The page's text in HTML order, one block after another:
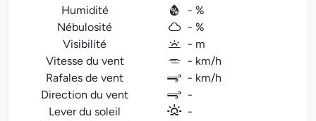
Humidité
- %
Nébulosité
- %
Visibilité
- m
Vitesse du vent
- km/h
Rafales de vent
- km/h
Direction du vent
-
Lever du soleil
-